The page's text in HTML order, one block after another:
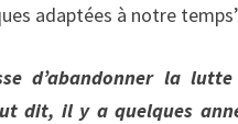
adaptées à notre
d’abandonner la
dit, il y a quelques